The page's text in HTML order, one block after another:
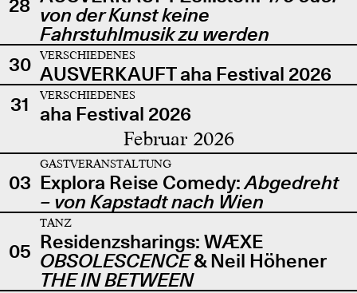
28 von der Kunst keine
Fahrstuhlmusik zu werden
30
VERSCHIEDENES
AUSVERKAUFT aha Festival 2026
31
VERSCHIEDENES
aha Festival 2026
Februar 2026
03
GASTVERANSTALTUNG
Explora Reise Comedy:Abgedreht
– von Kapstadt nach Wien
05
TANZ
Residenzsharings: WÆXE
OBSOLESCENCE& Neil Höhener
THE IN BETWEEN